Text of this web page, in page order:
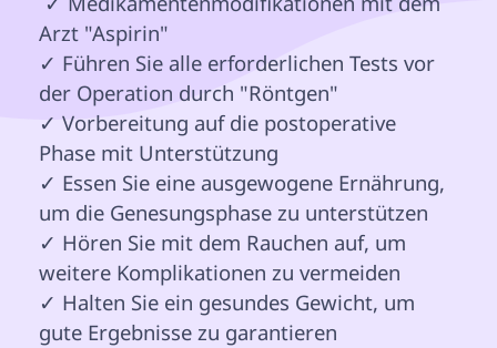
Arzt "Aspirin"
✓ Führen Sie alle erforderlichen Tests vor
der Operation durch "Röntgen"
✓ Vorbereitung auf die postoperative
Phase mit Unterstützung
✓ Essen Sie eine ausgewogene Ernährung,
um die Genesungsphase zu unterstützen
✓ Hören Sie mit dem Rauchen auf, um
weitere Komplikationen zu vermeiden
✓ Halten Sie ein gesundes Gewicht, um
gute Ergebnisse zu garantieren